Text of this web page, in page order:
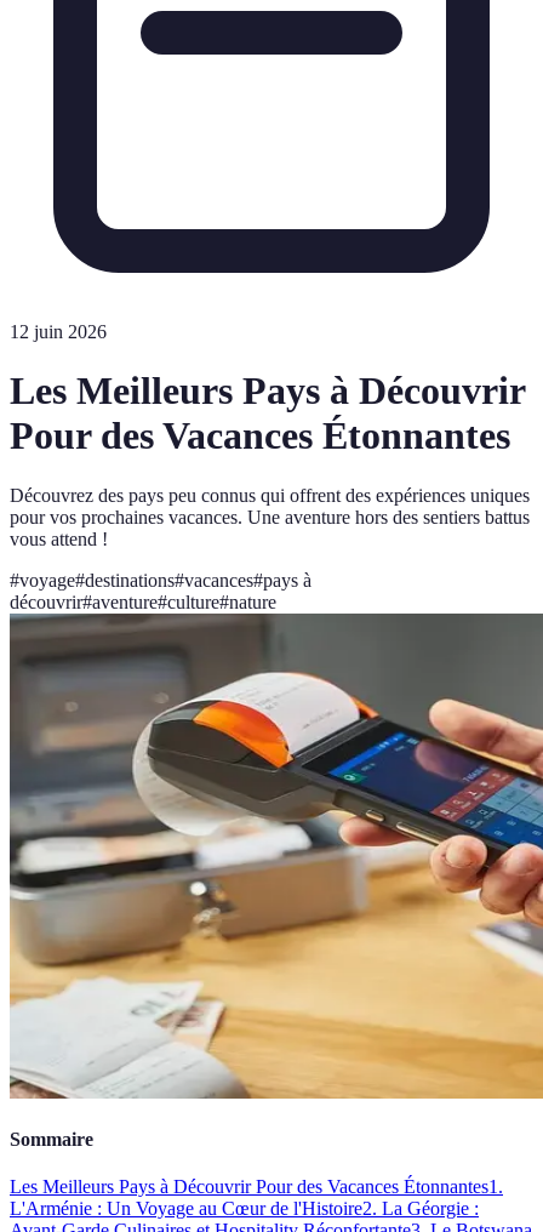
12 juin 2026
Les Meilleurs Pays à Découvrir
Pour des Vacances Étonnantes
Découvrez des pays peu connus qui offrent des expériences uniques
pour vos prochaines vacances. Une aventure hors des sentiers battus
vous attend !
#voyage#destinations#vacances#pays à
découvrir#aventure#culture#nature
Sommaire
Les Meilleurs Pays à Découvrir Pour des Vacances Étonnantes1.
L'Arménie : Un Voyage au Cœur de l'Histoire2. La Géorgie :